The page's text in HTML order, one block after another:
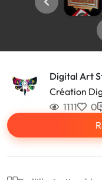
Digital Art
Création
1111
0